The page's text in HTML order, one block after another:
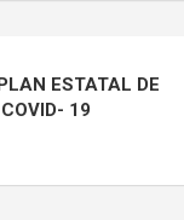
ESTATAL DE
19